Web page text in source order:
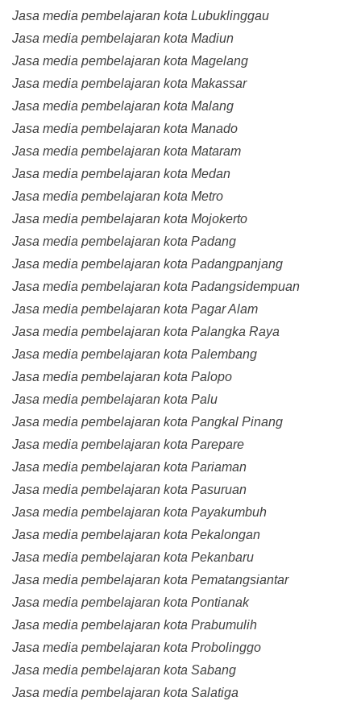
Jasa media pembelajaran kota Lubuklinggau
Jasa media pembelajaran kota Madiun
Jasa media pembelajaran kota Magelang
Jasa media pembelajaran kota Makassar
Jasa media pembelajaran kota Malang
Jasa media pembelajaran kota Manado
Jasa media pembelajaran kota Mataram
Jasa media pembelajaran kota Medan
Jasa media pembelajaran kota Metro
Jasa media pembelajaran kota Mojokerto
Jasa media pembelajaran kota Padang
Jasa media pembelajaran kota Padangpanjang
Jasa media pembelajaran kota Padangsidempuan
Jasa media pembelajaran kota Pagar Alam
Jasa media pembelajaran kota Palangka Raya
Jasa media pembelajaran kota Palembang
Jasa media pembelajaran kota Palopo
Jasa media pembelajaran kota Palu
Jasa media pembelajaran kota Pangkal Pinang
Jasa media pembelajaran kota Parepare
Jasa media pembelajaran kota Pariaman
Jasa media pembelajaran kota Pasuruan
Jasa media pembelajaran kota Payakumbuh
Jasa media pembelajaran kota Pekalongan
Jasa media pembelajaran kota Pekanbaru
Jasa media pembelajaran kota Pematangsiantar
Jasa media pembelajaran kota Pontianak
Jasa media pembelajaran kota Prabumulih
Jasa media pembelajaran kota Probolinggo
Jasa media pembelajaran kota Sabang
Jasa media pembelajaran kota Salatiga